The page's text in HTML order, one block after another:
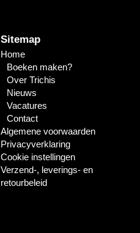
Sitemap
Home
Boeken maken?
Over Trichis
Nieuws
Vacatures
Contact
Algemene voorwaarden
Privacyverklaring
Cookie instellingen
Verzend-, leverings- en
retourbeleid